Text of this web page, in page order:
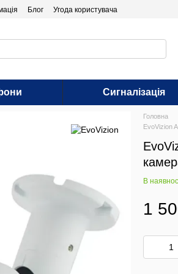
Блог Угода користувача
Сигналізація
Головна
EvoVizion
В
1